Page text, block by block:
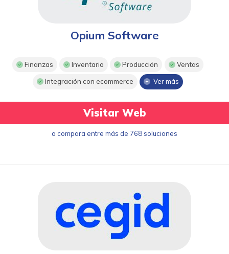
Opium Software
Finanzas Inventario Producción Ventas
Integración con ecommerce Ver más
Visitar Web
o compara entre más de 768 soluciones